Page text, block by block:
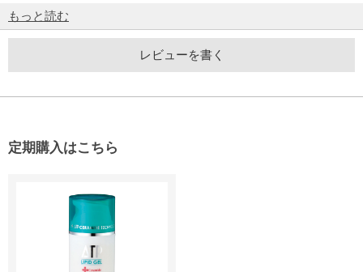
もっと読む
レビューを書く
定期購入はこちら